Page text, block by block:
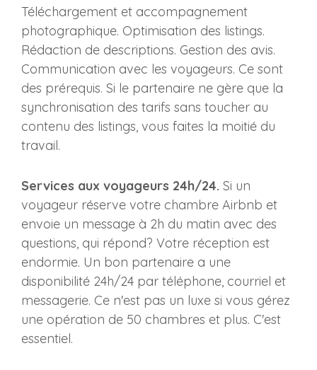
Téléchargement et accompagnement
photographique. Optimisation des listings.
Rédaction de descriptions. Gestion des avis.
Communication avec les voyageurs. Ce sont
des prérequis. Si le partenaire ne gère que la
synchronisation des tarifs sans toucher au
contenu des listings, vous faites la moitié du
travail.
Services aux voyageurs 24h/24. Si un
voyageur réserve votre chambre Airbnb et
envoie un message à 2h du matin avec des
questions, qui répond? Votre réception est
endormie. Un bon partenaire a une
disponibilité 24h/24 par téléphone, courriel et
messagerie. Ce n'est pas un luxe si vous gérez
une opération de 50 chambres et plus. C'est
essentiel.